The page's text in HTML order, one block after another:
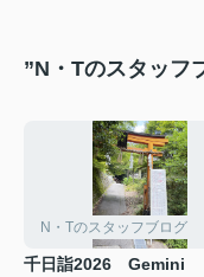
”N・Tのスタッフ
N・Tのスタッフブログ
千日詣2026 Gemini